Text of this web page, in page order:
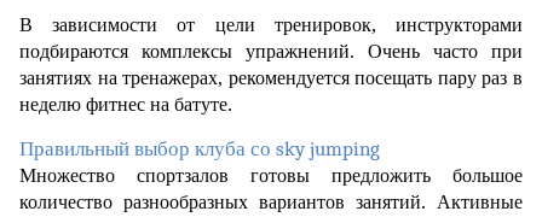
В зависимости от цели тренировок, инструкторами
подбираются комплексы упражнений. Очень часто при
занятиях на тренажерах, рекомендуется посещать пару раз в
неделю фитнес на батуте.
Правильный выбор клуба со sky jumping
Множество спортзалов готовы предложить большое
количество разнообразных вариантов занятий. Активные